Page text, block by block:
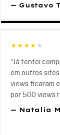
— Gustavo
★★★★★
“Já tentei
em outros
views ficaram
por 500 views
— Natalia